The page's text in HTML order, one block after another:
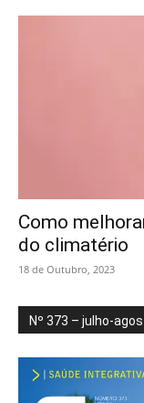
Como
do climatério
18 de Outubro, 2023
Nº 373 – julho-